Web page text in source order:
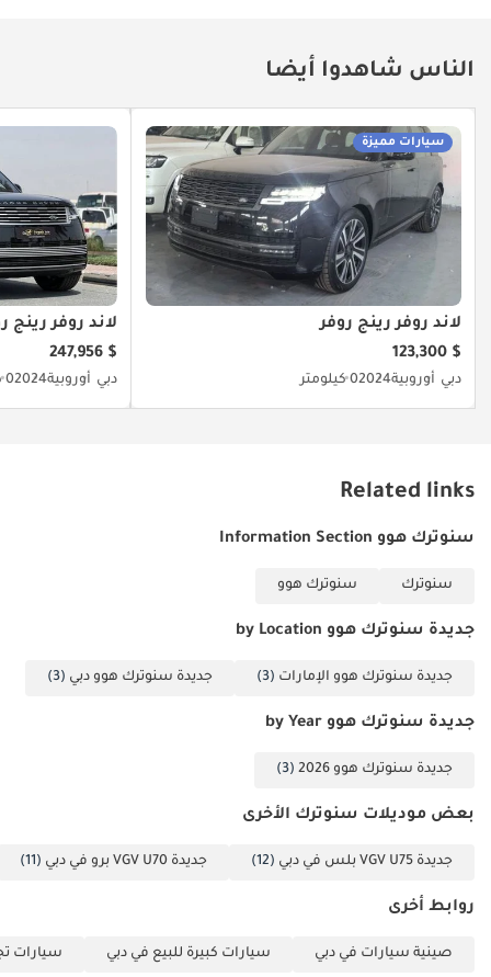
كهربائي، رافعة نوافذ
للكابينة، أخرى: سيتم
فحص الشاحنة مجانًا
قبل الشحن، المسافة
المقطوعة حوالي
400,000 كيلومتر.
الناس شاهدوا أيضا
سيارات مميزة
لاند روفر رينج روفر
$ 123,300
دبي أوروبية20240 كيلومتر
لاند روفر رينج
$ 247,956
دبي أوروبية20240 كيلومتر
Related links
سنوترك هوو Information Section
سنوترك سنوترك هوو
جديدة سنوترك هوو by Location
جديدة سنوترك هوو الإمارات (3) جديدة سنوترك هوو دبي (3)
جديدة سنوترك هوو by Year
جديدة سنوترك هوو 2026 (3)
بعض موديلات سنوترك الأخرى
جديدة VGV U75 بلس في دبي (12) جديدة VGV U70 برو في دبي (11)
روابط أخرى
صينية سيارات في دبي سيارات كبيرة للبيع في دبي سيارات